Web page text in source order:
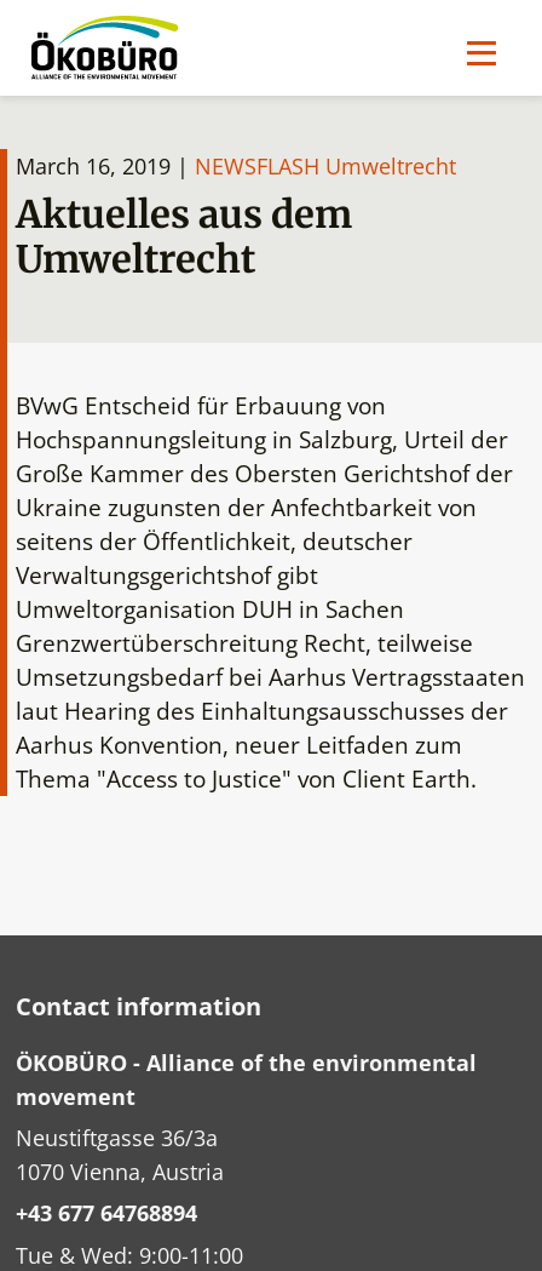
March 16, 2019 | NEWSFLASH Umweltrecht
Aktuelles aus dem
Umweltrecht
BVwG Entscheid für Erbauung von
Hochspannungsleitung in Salzburg, Urteil der
Große Kammer des Obersten Gerichtshof der
Ukraine zugunsten der Anfechtbarkeit von
seitens der Öffentlichkeit, deutscher
Verwaltungsgerichtshof gibt
Umweltorganisation DUH in Sachen
Grenzwertüberschreitung Recht, teilweise
Umsetzungsbedarf bei Aarhus Vertragsstaaten
laut Hearing des Einhaltungsausschusses der
Aarhus Konvention, neuer Leitfaden zum
Thema "Access to Justice" von Client Earth.
Contact information
ÖKOBÜRO - Alliance of the environmental
movement
Neustiftgasse 36/3a
1070 Vienna, Austria
+43 677 64768894
Tue & Wed: 9:00-11:00